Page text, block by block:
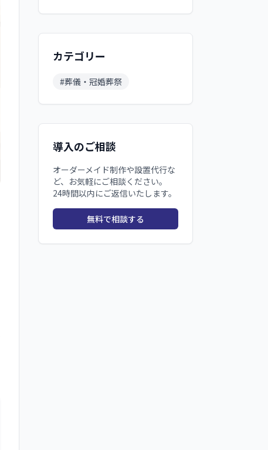
代行・クラウド・買い切り・内製
外注する担当者が、納品後の運用
まで比較できるチェックポイント
です。
カテゴリー
#葬儀・冠婚葬祭
導入のご相談
オーダーメイド制作や設置代行な
ど、お気軽にご相談ください。
24時間以内にご返信いたします。
無料で相談する